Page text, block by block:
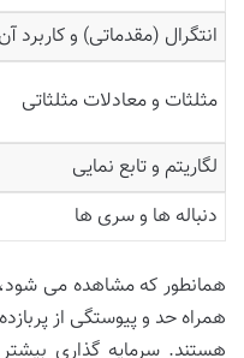
انتگرال (مقدماتی) و کاربرد آن
مثلثات و معادلات مثلثاتی
لگاریتم و تابع نمایی
دنباله ها و سری ها
همانطور که مشاهده می
همراه حد و پیوستگی از
هستند. سرمایه گذاری